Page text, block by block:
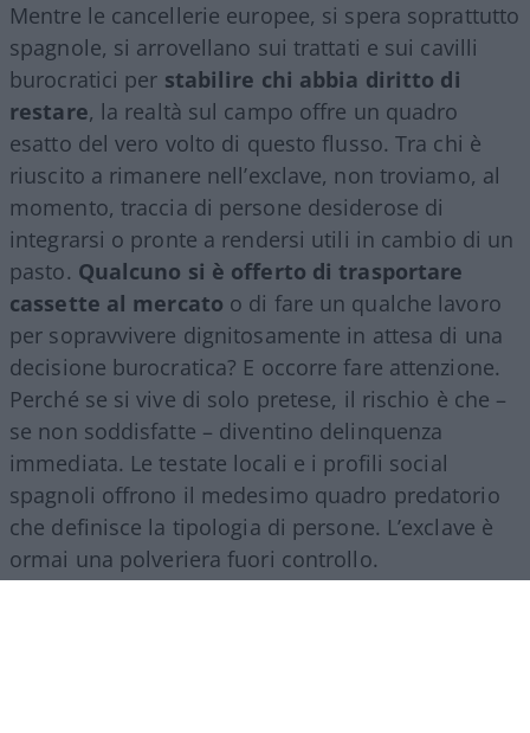
Mentre le cancellerie europee, si spera soprattutto
spagnole, si arrovellano sui trattati e sui cavilli
burocratici per stabilire chi abbia diritto di
restare, la realtà sul campo offre un quadro
esatto del vero volto di questo flusso. Tra chi è
riuscito a rimanere nell’exclave, non troviamo, al
momento, traccia di persone desiderose di
integrarsi o pronte a rendersi utili in cambio di un
pasto. Qualcuno si è offerto di trasportare
cassette al mercato o di fare un qualche lavoro
per sopravvivere dignitosamente in attesa di una
decisione burocratica? E occorre fare attenzione.
Perché se si vive di solo pretese, il rischio è che –
se non soddisfatte – diventino delinquenza
immediata. Le testate locali e i profili social
spagnoli offrono il medesimo quadro predatorio
che definisce la tipologia di persone. L’exclave è
ormai una polveriera fuori controllo.